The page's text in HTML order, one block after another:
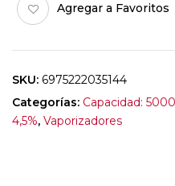
Agregar a Favoritos
SKU: 6975222035144
Categorías: Capacidad:
4,5%, Vaporizadores